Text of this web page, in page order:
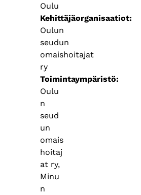
Oulu
Kehittäjäorganisaatiot
Oulun
seudun
omaishoitajat
ry
Toimintaympäristö
Oulu
n
seud
un
omais
hoitaj
at ry,
Minu
n